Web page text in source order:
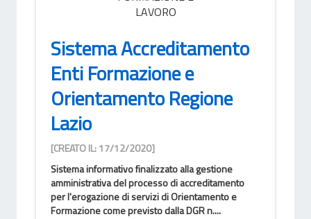
LAVORO
Sistema Accreditamento
Enti Formazione e
Orientamento Regione
Lazio
[CREATO IL: 17/12/2020]
Sistema informativo finalizzato alla gestione
amministrativa del processo di accreditamento
per l'erogazione di servizi di Orientamento e
Formazione come previsto dalla DGR n....